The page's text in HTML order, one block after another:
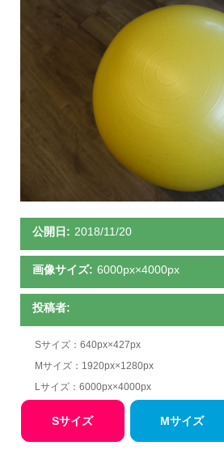
公開日: 2018/11/20
画像サイズ: 6000px×4000px
投稿者:
Sサイズ：640px×427px
Mサイズ：1920px×1280px
Lサイズ：6000px×4000px
Sサイズ Mサイズ